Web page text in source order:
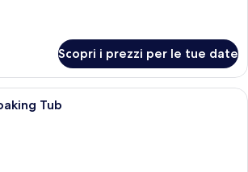
Scopri i prezzi per le tue date
Un bagno moderno con un armadio
Tub